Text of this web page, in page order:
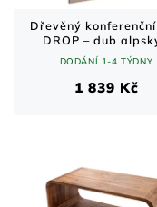
Dřevěný
DROP – dub
béžová 80 × 68 cm
DODÁNÍ 1-4 TÝDNY
1 839 Kč